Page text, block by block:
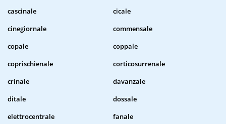
cascinale
cicale
cinegiornale
commensale
copale
coppale
coprischienale
corticosurrenale
crinale
davanzale
ditale
dossale
elettrocentrale
fanale